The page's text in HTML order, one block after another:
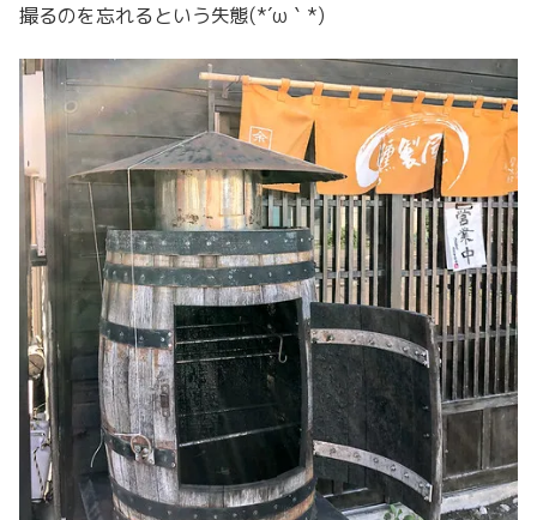
撮るのを忘れるという失態(*´ω｀*)